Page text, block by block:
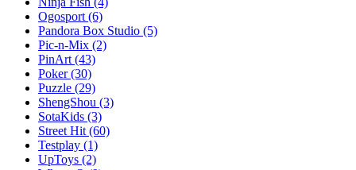
Ogosport (6)
Pandora Box Studio (5)
Pic-n-Mix (2)
PinArt (43)
Poker(30)
Puzzle (29)
ShengShou (3)
SotaKids (3)
Street Hit (60)
Testplay (1)
UpToys (2)